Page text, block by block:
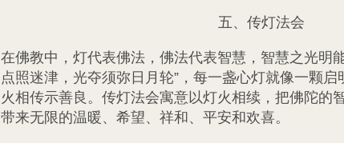
五、传灯法会
在佛教中，灯代表佛法，佛法代表智慧，智慧之光明
点照迷津，光夺须弥日月轮”，每一盏心灯就像一颗
火相传示善良。传灯法会寓意以灯火相续，把佛陀的
带来无限的温暖、希望、祥和、平安和欢喜。